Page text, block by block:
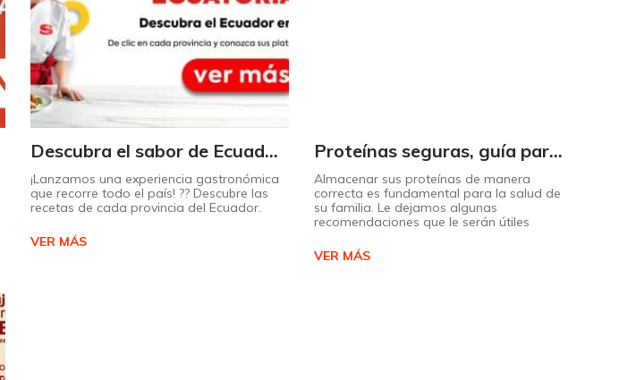
Descubra el sabor de Ecuador con nuestro mapa interactivo de recetas
¡Lanzamos una experiencia gastronómica
que recorre todo el país! ?? Descubre las
recetas de cada provincia del Ecuador.
VER MÁS
Proteínas seguras, guía para almacenarlas correctamente Copiar
Almacenar sus proteínas de manera
correcta es fundamental para la salud de
su familia. Le dejamos algunas
recomendaciones que le serán útiles
VER MÁS